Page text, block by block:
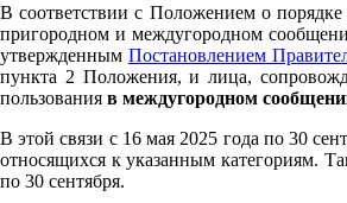
В соответствии с Положением о порядке
пригородном и междугородном
утвержденным Постановлением
пункта 2 Положения, и лица,
пользования в междугородном
В этой связи с 16 мая 2025 года по 30
относящихся к указанным категориям.
по 30 сентября.